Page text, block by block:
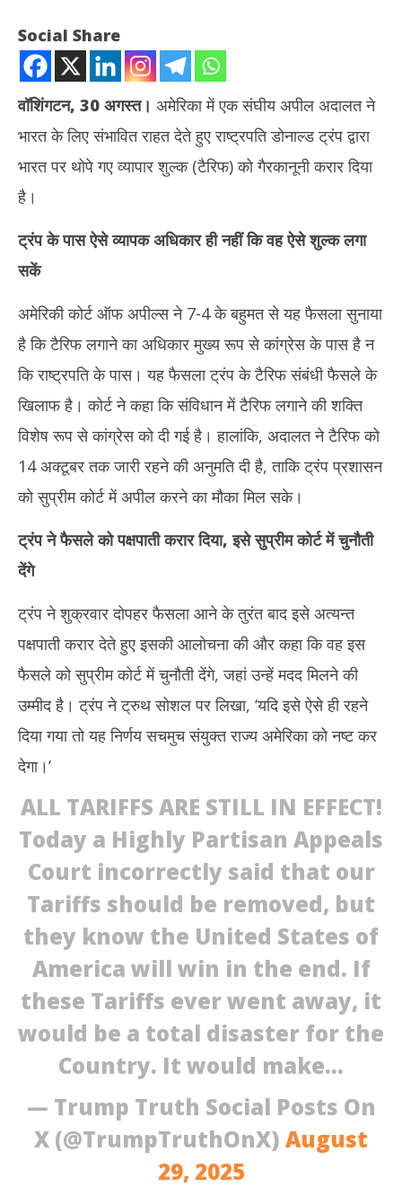
NOW VIEWING
August
30,
Social Share
वॉशिंगटन, 30 अगस्त। अमेरिका में एक संघीय अपील अदालत ने
भारत के लिए संभावित राहत देते हुए राष्ट्रपति डोनाल्ड ट्रंप द्वारा
भारत पर थोपे गए व्यापार शुल्क (टैरिफ) को गैरकानूनी करार दिया
है।
ट्रंप के पास ऐसे व्यापक अधिकार ही नहीं कि वह ऐसे शुल्क लगा
सकें
अमेरिकी कोर्ट ऑफ अपील्स ने 7-4 के बहुमत से यह फैसला सुनाया
है कि टैरिफ लगाने का अधिकार मुख्य रूप से कांग्रेस के पास है न
कि राष्ट्रपति के पास। यह फैसला ट्रंप के टैरिफ संबंधी फैसले के
खिलाफ है। कोर्ट ने कहा कि संविधान में टैरिफ लगाने की शक्ति
विशेष रूप से कांग्रेस को दी गई है। हालांकि, अदालत ने टैरिफ को
14 अक्टूबर तक जारी रहने की अनुमति दी है, ताकि ट्रंप प्रशासन
को सुप्रीम कोर्ट में अपील करने का मौका मिल सके।
ट्रंप ने फैसले को पक्षपाती करार दिया, इसे सुप्रीम कोर्ट में चुनौती
देंगे
ट्रंप ने शुक्रवार दोपहर फैसला आने के तुरंत बाद इसे अत्यन्त
पक्षपाती करार देते हुए इसकी आलोचना की और कहा कि वह इस
फैसले को सुप्रीम कोर्ट में चुनौती देंगे, जहां उन्हें मदद मिलने की
उम्मीद है। ट्रंप ने ट्रुथ सोशल पर लिखा, ‘यदि इसे ऐसे ही रहने
दिया गया तो यह निर्णय सचमुच संयुक्त राज्य अमेरिका को नष्ट कर
देगा।’
ALL TARIFFS ARE STILL IN EFFECT!
Today a Highly Partisan Appeals
Court incorrectly said that our
Tariffs should be removed, but
they know the United States of
America will win in the end. If
these Tariffs ever went away, it
would be a total disaster for the
Country. It would make…
— Trump Truth Social Posts On
X (@TrumpTruthOnX) August
29, 2025